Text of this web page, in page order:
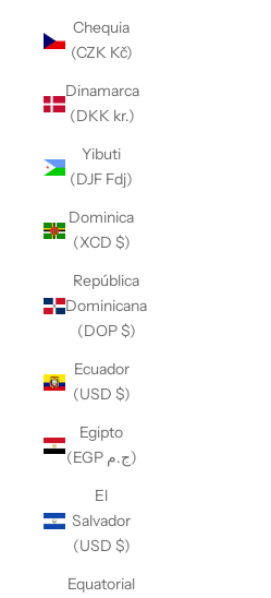
Chequia
(CZK Kč)
Dinamarca
(DKK kr.)
Yibuti
(DJF Fdj)
Dominica
(XCD $)
República
Dominicana
(DOP $)
Ecuador
(USD $)
Egipto
(EGP ج.م)
El
Salvador
(USD $)
Equatorial